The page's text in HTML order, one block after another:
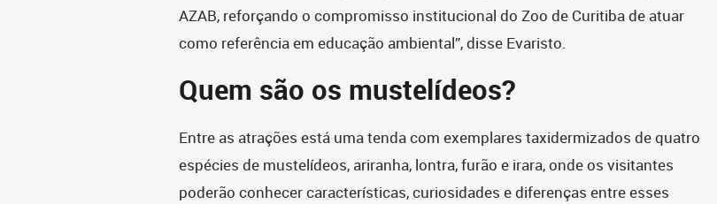
AZAB, reforçando o compromisso institucional do Zoo de Curitiba de atuar
como referência em educação ambiental”, disse Evaristo.
Quem são os mustelídeos?
Entre as atrações está uma tenda com exemplares taxidermizados de quatro
espécies de mustelídeos, ariranha, lontra, furão e irara, onde os visitantes
poderão conhecer características, curiosidades e diferenças entre esses